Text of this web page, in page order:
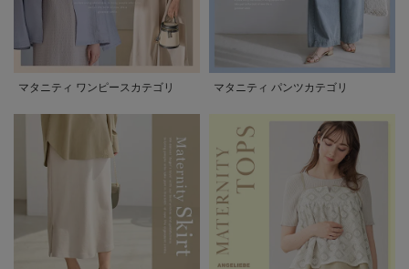
マタニティ ワンピースカテゴリ マタニティ パンツカテゴリ